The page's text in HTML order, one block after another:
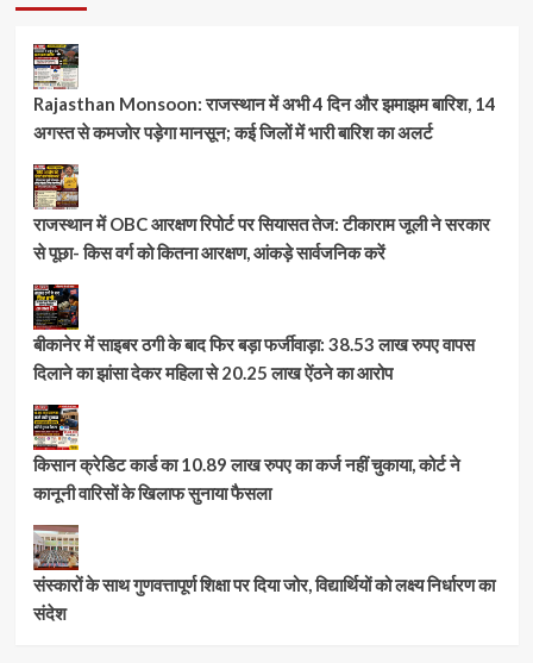
Rajasthan Monsoon: राजस्थान में अभी 4 दिन और झमाझम बारिश, 14
अगस्त से कमजोर पड़ेगा मानसून; कई जिलों में भारी बारिश का अलर्ट
राजस्थान में OBC आरक्षण रिपोर्ट पर सियासत तेज: टीकाराम जूली ने सरकार
से पूछा- किस वर्ग को कितना आरक्षण, आंकड़े सार्वजनिक करें
बीकानेर में साइबर ठगी के बाद फिर बड़ा फर्जीवाड़ा: 38.53 लाख रुपए वापस
दिलाने का झांसा देकर महिला से 20.25 लाख ऐंठने का आरोप
किसान क्रेडिट कार्ड का 10.89 लाख रुपए का कर्ज नहीं चुकाया, कोर्ट ने
कानूनी वारिसों के खिलाफ सुनाया फैसला
संस्कारों के साथ गुणवत्तापूर्ण शिक्षा पर दिया जोर, विद्यार्थियों को लक्ष्य निर्धारण का
संदेश